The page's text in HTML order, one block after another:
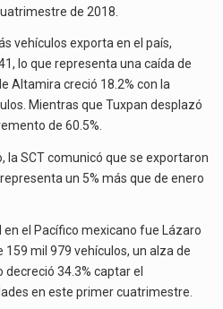
de 2018.
vehículos exporta en el país,
lo que representa una caída de
Altamira creció 18.2% con la
Mientras que Tuxpan desplazó
de 60.5%.
la SCT comunicó que se exportaron
un 5% más que de enero
el Pacífico mexicano fue Lázaro
159 mil 979 vehículos, un alza de
34.3% captar el
en este primer cuatrimestre.